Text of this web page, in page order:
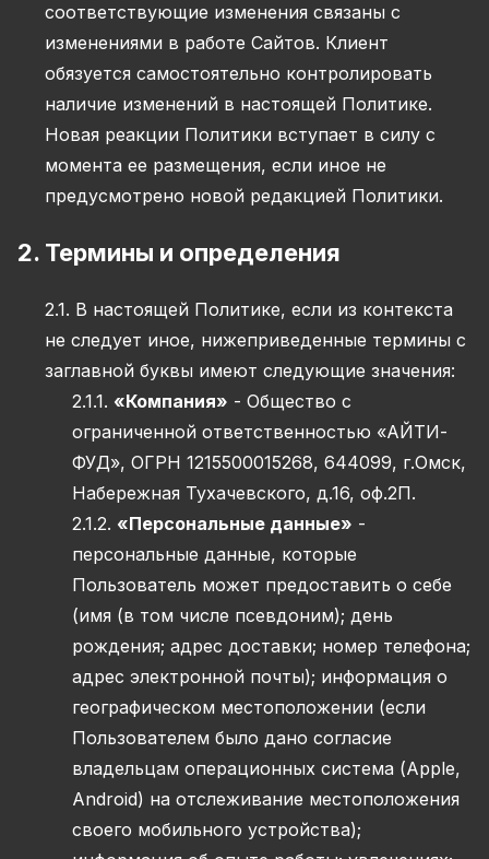
соответствующие изменения связаны с
изменениями в работе Сайтов. Клиент
обязуется самостоятельно контролировать
наличие изменений в настоящей Политике.
Новая реакции Политики вступает в силу с
момента ее размещения, если иное не
предусмотрено новой редакцией Политики.
2. Термины и определения
2.1. В настоящей Политике, если из контекста
не следует иное, нижеприведенные термины с
заглавной буквы имеют следующие значения:
2.1.1. «Компания» - Общество с
ограниченной ответственностью «АЙТИ-
ФУД», ОГРН 1215500015268, 644099, г.Омск,
Набережная Тухачевского, д.16, оф.2П.
2.1.2. «Персональные данные» -
персональные данные, которые
Пользователь может предоставить о себе
(имя (в том числе псевдоним); день
рождения; адрес доставки; номер телефона;
адрес электронной почты); информация о
географическом местоположении (если
Пользователем было дано согласие
владельцам операционных система (Apple,
Android) на отслеживание местоположения
своего мобильного устройства);